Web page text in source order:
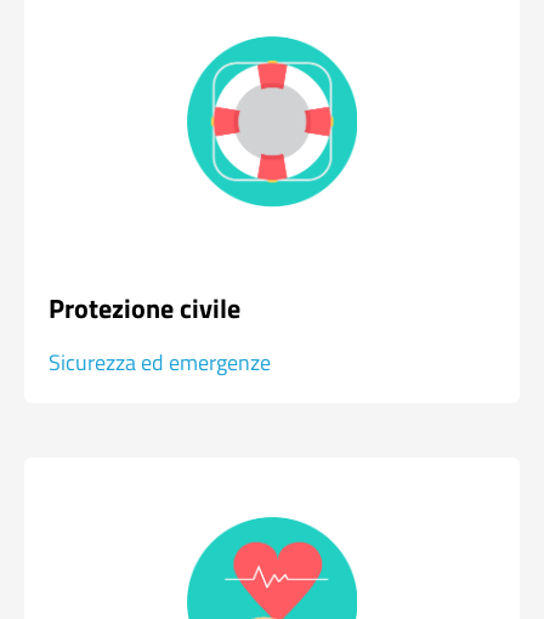
Protezione civile
Sicurezza ed emergenze